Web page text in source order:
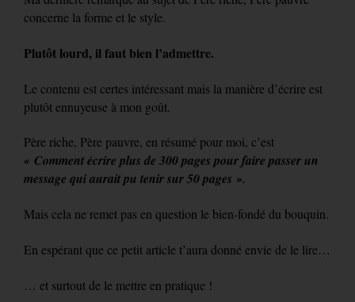
concerne la forme et le style.
Plutôt lourd, il faut bien l’admettre.
Le contenu est certes intéressant mais la manière d’écrire est
plutôt ennuyeuse à mon goût.
Père riche, Père pauvre, en résumé pour moi, c’est
« Comment écrire plus de 300 pages pour faire passer un
message qui aurait pu tenir sur 50 pages ».
Mais cela ne remet pas en question le bien-fondé du bouquin.
En espérant que ce petit article t’aura donné envie de le lire…
… et surtout de le mettre en pratique !